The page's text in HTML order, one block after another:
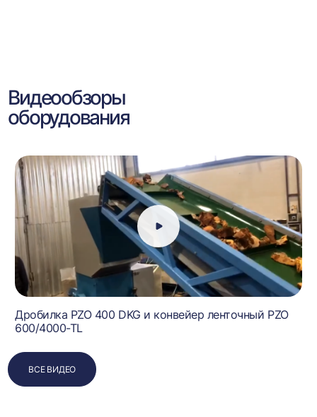
Видеообзоры
оборудования
Дробилка PZO 400 DKG и конвейер ленточный PZO
600/4000-TL
ВСЕ ВИДЕО